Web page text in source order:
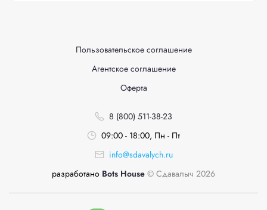
Пользовательское соглашение
Агентское соглашение
Оферта
8 (800) 511-38-23
09:00 - 18:00, Пн - Пт
info@sdavalych.ru
разработано Bots House © Сдавалыч 2026